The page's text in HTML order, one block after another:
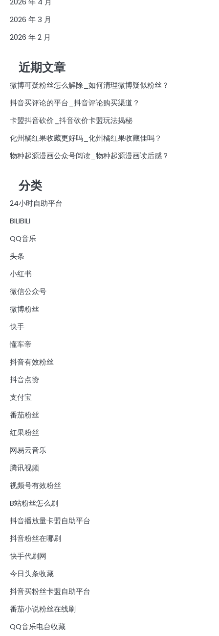
2026 年 3 月
2026 年 2 月
近期文章
微博可疑粉丝怎么解除_如何清理微博疑似粉丝？
抖音买评论的平台_抖音评论购买渠道？
卡盟抖音砍价_抖音砍价卡盟玩法揭秘
化州橘红果收藏更好吗_化州橘红果收藏佳吗？
物种起源漫画公众号阅读_物种起源漫画读后感？
分类
24小时自助平台
BILIBILI
QQ音乐
头条
小红书
微信公众号
微博粉丝
快手
懂车帝
抖音有效粉丝
抖音点赞
支付宝
番茄粉丝
红果粉丝
网易云音乐
腾讯视频
视频号有效粉丝
B站粉丝怎么刷
抖音播放量卡盟自助平台
抖音粉丝在哪刷
快手代刷网
今日头条收藏
抖音买粉丝卡盟自助平台
番茄小说粉丝在线刷
QQ音乐电台收藏